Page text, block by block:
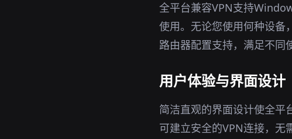
全平台兼容VPN支持
使用。无论您使用何种设备
路由器配置支持，满足不同
用户体验与界面设计
简洁直观的界面设计使全平
可建立安全的VPN连接，无